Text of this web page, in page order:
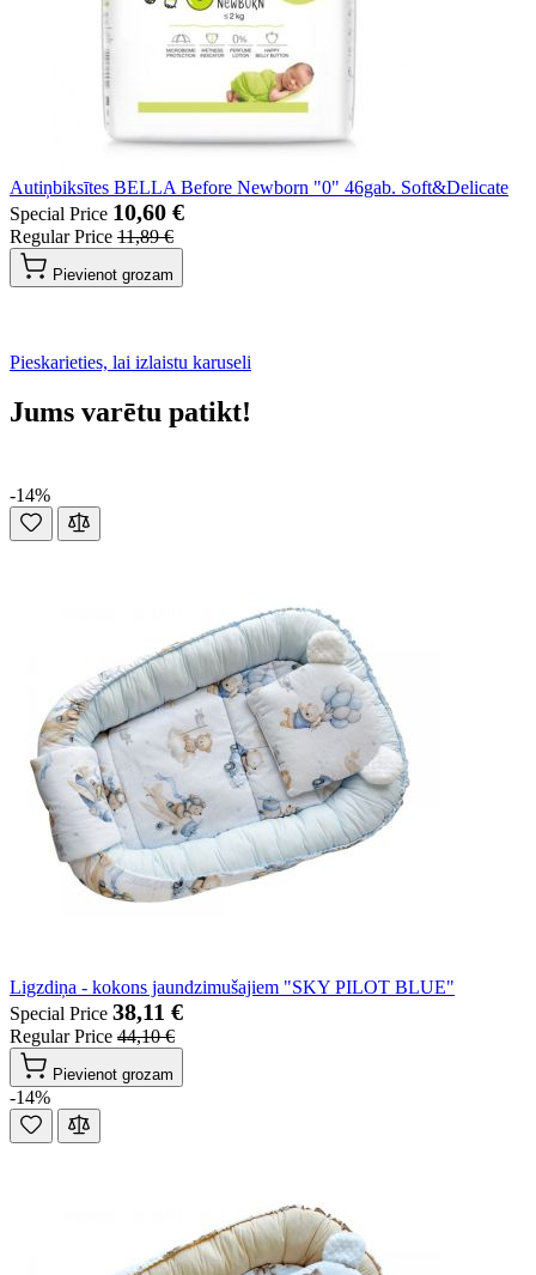
Autiņbiksītes BELLA Before Newborn "0" 46gab. Soft&Delicate
Special Price 10,60 €
Regular Price 11,89 €
Pievienot grozam
Pieskarieties, lai izlaistu karuseli
Jums varētu patikt!
-14%
Ligzdiņa - kokons jaundzimušajiem "SKY PILOT BLUE"
Special Price 38,11 €
Regular Price 44,10 €
Pievienot grozam
-14%